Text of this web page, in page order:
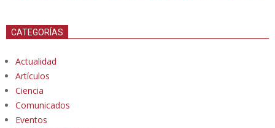
CATEGORÍAS
Actualidad
Artículos
Ciencia
Comunicados
Eventos